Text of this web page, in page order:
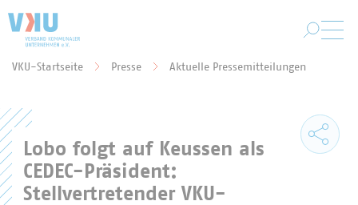
VKU-Startseite Presse Aktuelle Pressemitteilungen
Lobo folgt auf Keussen als
CEDEC-Präsident:
Stellvertretender VKU-